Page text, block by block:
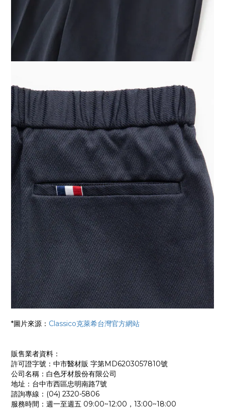
*圖片來源： Classico克萊希台灣官方網站
販售業者資料：
許可證字號：中市醫材販 字第MD6203057810號
公司名稱：白色牙材股份有限公司
地址：台中市西區忠明南路7號
諮詢專線：(04) 2320-5806
服務時間：週一至週五 09:00~12:00，13:00~18:00